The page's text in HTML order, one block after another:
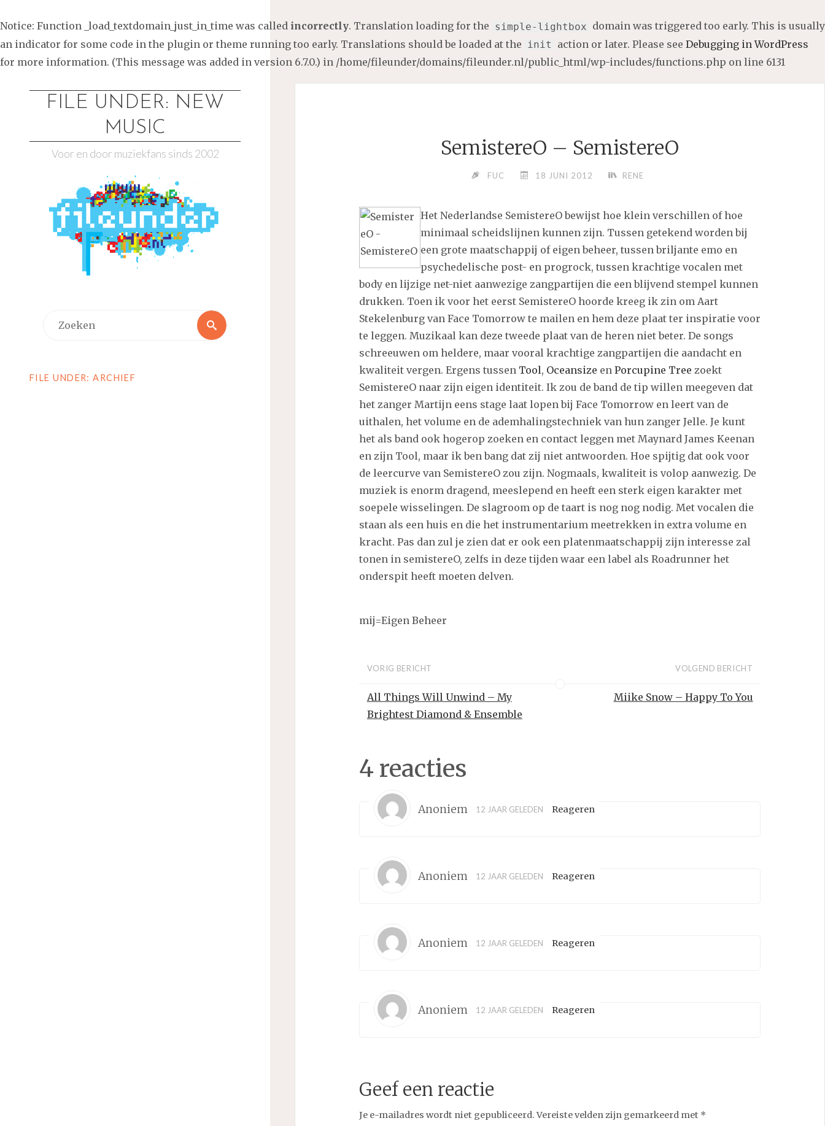
Notice: Function _load_textdomain_just_in_time was called incorrectly. Translation loading for the simple-lightbox domain was triggered too early. This is usually
an indicator for some code in the plugin or theme running too early. Translations should be loaded at the init action or later. Please see Debugging in WordPress
for more information. (This message was added in version 6.7.0.) in /home/fileunder/domains/fileunder.nl/public_html/wp-includes/functions.php on line 6131
FILE UNDER: NEW
MUSIC
Voor en door muziekfans sinds 2002
Zoeken
FILE UNDER: ARCHIEF
SemistereO – SemistereO
FUC 18 JUNI 2012 RENE
Het Nederlandse SemistereO bewijst hoe klein verschillen of hoe
minimaal scheidslijnen kunnen zijn. Tussen getekend worden bij
een grote maatschappij of eigen beheer, tussen briljante emo en
psychedelische post- en progrock, tussen krachtige vocalen met
body en lijzige net-niet aanwezige zangpartijen die een blijvend stempel kunnen
drukken. Toen ik voor het eerst SemistereO hoorde kreeg ik zin om Aart
Stekelenburg van Face Tomorrow te mailen en hem deze plaat ter inspiratie voor
te leggen. Muzikaal kan deze tweede plaat van de heren niet beter. De songs
schreeuwen om heldere, maar vooral krachtige zangpartijen die aandacht en
kwaliteit vergen. Ergens tussen Tool, Oceansize en Porcupine Tree zoekt
SemistereO naar zijn eigen identiteit. Ik zou de band de tip willen meegeven dat
het zanger Martijn eens stage laat lopen bij Face Tomorrow en leert van de
uithalen, het volume en de ademhalingstechniek van hun zanger Jelle. Je kunt
het als band ook hogerop zoeken en contact leggen met Maynard James Keenan
en zijn Tool, maar ik ben bang dat zij niet antwoorden. Hoe spijtig dat ook voor
de leercurve van SemistereO zou zijn. Nogmaals, kwaliteit is volop aanwezig. De
muziek is enorm dragend, meeslepend en heeft een sterk eigen karakter met
soepele wisselingen. De slagroom op de taart is nog nog nodig. Met vocalen die
staan als een huis en die het instrumentarium meetrekken in extra volume en
kracht. Pas dan zul je zien dat er ook een platenmaatschappij zijn interesse zal
tonen in semistereO, zelfs in deze tijden waar een label als Roadrunner het
onderspit heeft moeten delven.
mij=Eigen Beheer
VORIG BERICHT
All Things Will Unwind – My
Brightest Diamond & Ensemble
VOLGEND BERICHT
Miike Snow – Happy To You
4 reacties
Anoniem 12 JAAR GELEDEN Reageren
Anoniem 12 JAAR GELEDEN Reageren
Anoniem 12 JAAR GELEDEN Reageren
Anoniem 12 JAAR GELEDEN Reageren
Geef een reactie
Je e-mailadres wordt niet gepubliceerd. Vereiste velden zijn gemarkeerd met *